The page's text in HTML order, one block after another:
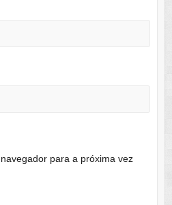
para a próxima vez